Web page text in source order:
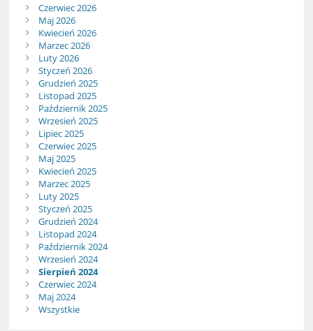
Czerwiec 2026
Maj 2026
Kwiecień 2026
Marzec 2026
Luty 2026
Styczeń 2026
Grudzień 2025
Listopad 2025
Październik 2025
Wrzesień 2025
Lipiec 2025
Czerwiec 2025
Maj 2025
Kwiecień 2025
Marzec 2025
Luty 2025
Styczeń 2025
Grudzień 2024
Listopad 2024
Październik 2024
Wrzesień 2024
Sierpień 2024
Czerwiec 2024
Maj 2024
Wszystkie